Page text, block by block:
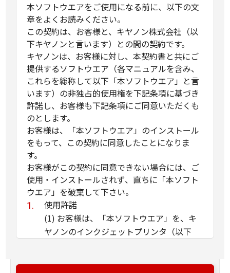
本ソフトウエアをご使用になる前に、以下の文
章をよくお読みください。
この契約は、お客様と、キヤノン株式会社（以
下キヤノンと言います）との間の契約です。
キヤノンは、お客様に対し、本契約書と共にご
提供するソフトウエア（各マニュアルを含み、
これらを総称して以下「本ソフトウエア」と言
います）の非独占的使用権を下記条項に基づき
許諾し、お客様も下記条項にご同意いただくも
のとします。
お客様は、「本ソフトウエア」のインストール
をもって、この契約に同意したことになりま
す。
お客様がこの契約に同意できない場合には、ご
使用・インストールされず、直ちに「本ソフト
ウエア」を破棄して下さい。
使用許諾
(1) お客様は、「本ソフトウエア」を、キ
ヤノンのインクジェットプリンタ（以下